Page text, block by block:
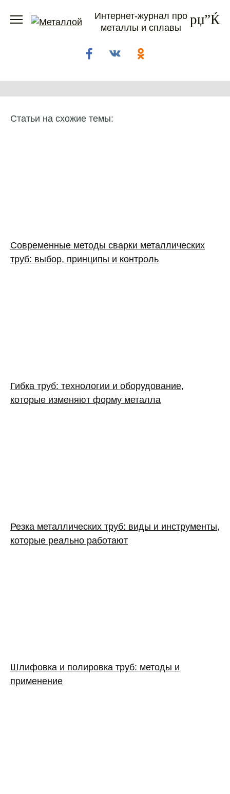
Интернет-журнал про
металлы и сплавы
Статьи на схожие темы:
Современные методы сварки металлических
труб: выбор, принципы и контроль
Гибка труб: технологии и оборудование,
которые изменяют форму металла
Резка металлических труб: виды и инструменты,
которые реально работают
Шлифовка и полировка труб: методы и
применение